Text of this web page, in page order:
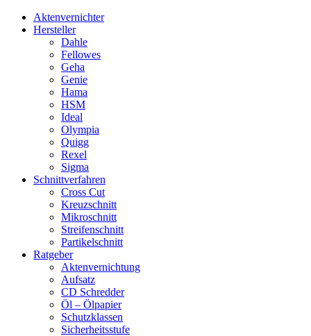
Aktenvernichter
Hersteller
Dahle
Fellowes
Geha
Genie
Hama
HSM
Ideal
Olympia
Quigg
Rexel
Sigma
Schnittverfahren
Cross Cut
Kreuzschnitt
Mikroschnitt
Streifenschnitt
Partikelschnitt
Ratgeber
Aktenvernichtung
Aufsatz
CD Schredder
Öl – Ölpapier
Schutzklassen
Sicherheitsstufe